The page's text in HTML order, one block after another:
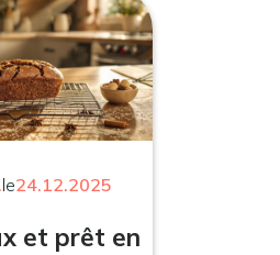
le24.12.2025
et prêt en